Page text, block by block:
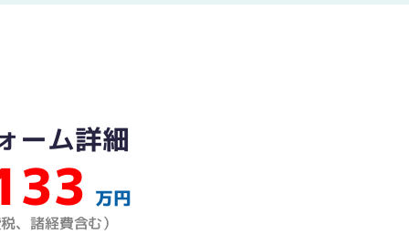
ーム詳細
万円
税、諸経費含む）